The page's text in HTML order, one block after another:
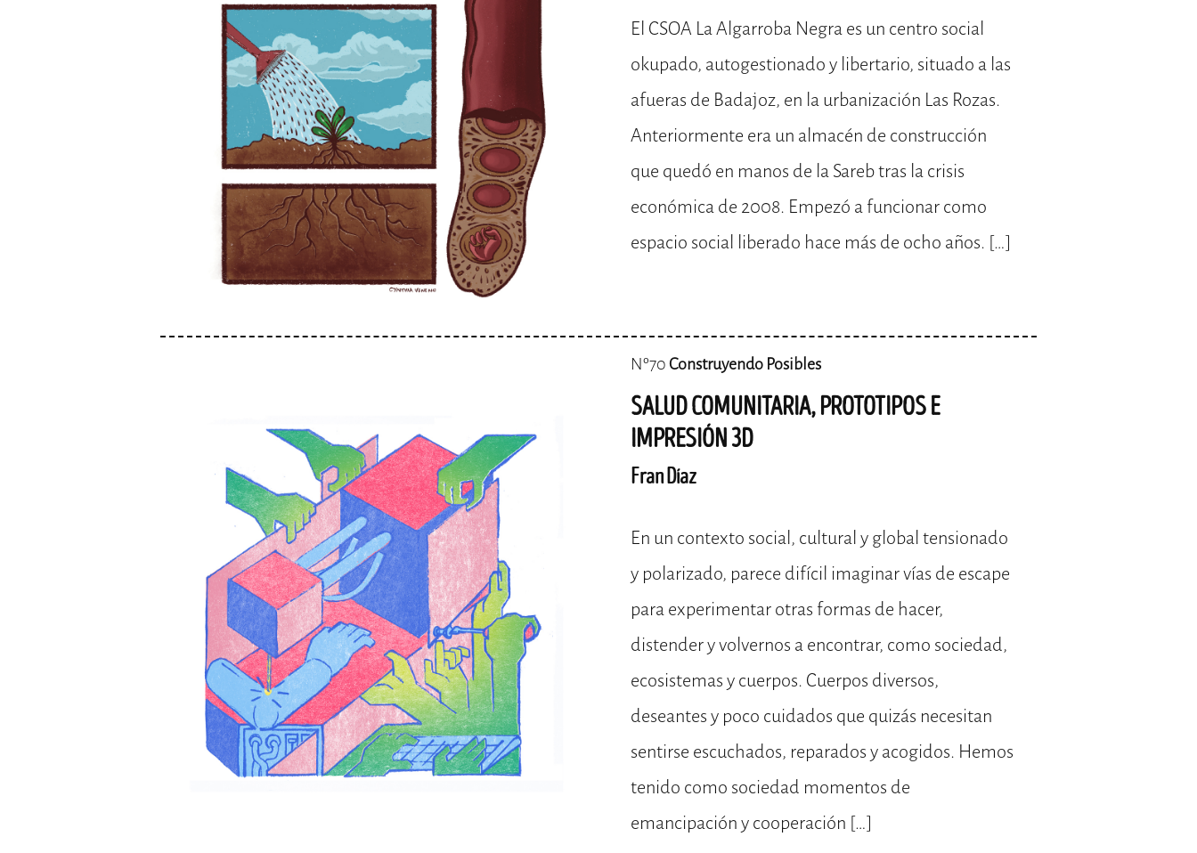
El CSOA La Algarroba Negra es un centro social
okupado, autogestionado y libertario, situado a las
afueras de Badajoz, en la urbanización Las Rozas.
Anteriormente era un almacén de construcción
que quedó en manos de la Sareb tras la crisis
económica de 2008. Empezó a funcionar como
espacio social liberado hace más de ocho años. […]
Nº70 Construyendo Posibles
SALUD COMUNITARIA, PROTOTIPOS E
IMPRESIÓN 3D
Fran Díaz
En un contexto social, cultural y global tensionado
y polarizado, parece difícil imaginar vías de escape
para experimentar otras formas de hacer,
distender y volvernos a encontrar, como sociedad,
ecosistemas y cuerpos. Cuerpos diversos,
deseantes y poco cuidados que quizás necesitan
sentirse escuchados, reparados y acogidos. Hemos
tenido como sociedad momentos de
emancipación y cooperación […]